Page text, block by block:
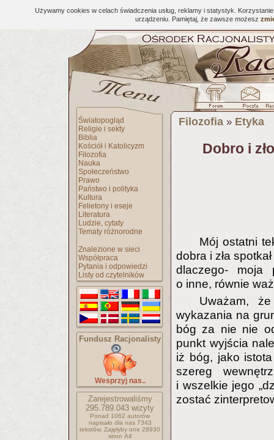
Używamy cookies w celach świadczenia usług, reklamy i statystyk.
urządzeniu. Pamiętaj, że zawsze możesz
Światopogląd
Religie i sekty
Biblia
Kościół i Katolicyzm
Filozofia
Nauka
Społeczeństwo
Prawo
Państwo i polityka
Kultura
Felietony i eseje
Literatura
Ludzie, cytaty
Tematy różnorodne
Znalezione w sieci
Współpraca
Pytania i odpowiedzi
Listy od czytelników
Fundusz Racjonalisty
Wesprzyj nas..
Zarejestrowaliśmy
295.789.043 wizyty
Ponad 1062 autorów
napisało dla nas 7343
tekstów. Zajęłyby one 28930
stron A4
Filozofia » Etyka
Dobro i
Mój ostatni
dobra i zła
dlaczego- moja
o inne, równie
Uważam,
wykazania na
bóg za nie nie
punkt wyjścia
iż bóg, jako
szereg
i wszelkie jego
zostać